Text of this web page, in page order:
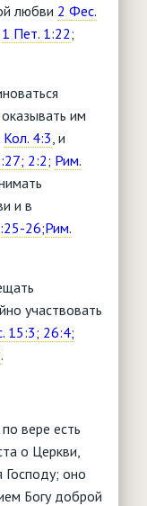
любви 2 Фес.
1 Пет. 1:22;
им
Кол. 4:3 , и
2:2; Рим.
и в
26;Рим.
участвовать
15:3; 26:4;
.
вере есть
о Церкви,
Господу; оно
Богу доброй